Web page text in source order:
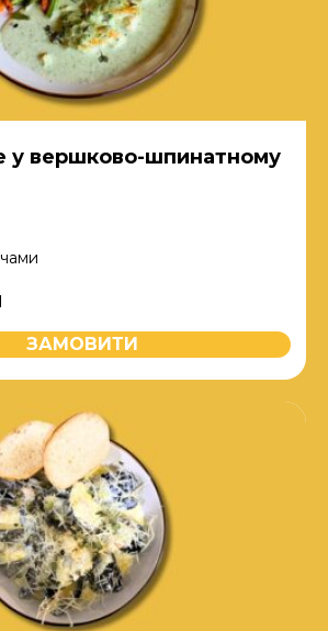
у вершково-шпинатному
ЗАМОВИТИ